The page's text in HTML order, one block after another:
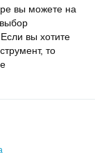
вы можете на
вы хотите
то